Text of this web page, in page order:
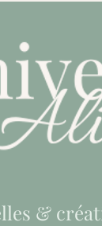
&